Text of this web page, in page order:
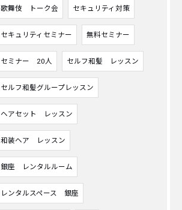
歌舞伎 トーク会 セキュリティ対策
セキュリティセミナー 無料セミナー
セミナー 20人 セルフ和髪 レッスン
セルフ和髪グループレッスン
ヘアセット レッスン
和装ヘア レッスン
銀座 レンタルルーム
レンタルスペース 銀座